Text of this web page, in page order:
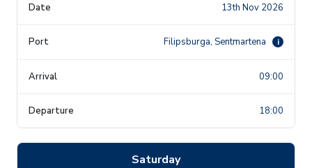
13th Nov 2026
Filipsburga, Sentmartena i
09:00
18:00
Saturday